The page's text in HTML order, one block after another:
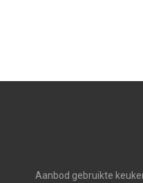
Aanbod gebruikte